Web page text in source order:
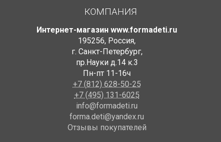
КОМПАНИЯ
Интернет-магазин www.formadeti.ru
195256, Россия,
г. Санкт-Петербург,
пр.Науки д.14 к.3
Пн-пт 11-16ч
+7 (812) 628-50-25
+7 (495) 131-6025
info@formadeti.ru
forma.deti@yandex.ru
Отзывы покупателей